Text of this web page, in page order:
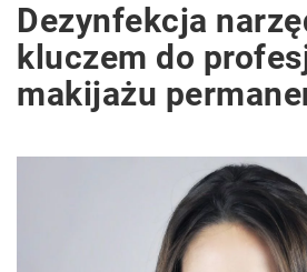
Dezynfekcja
kluczem do
makijażu